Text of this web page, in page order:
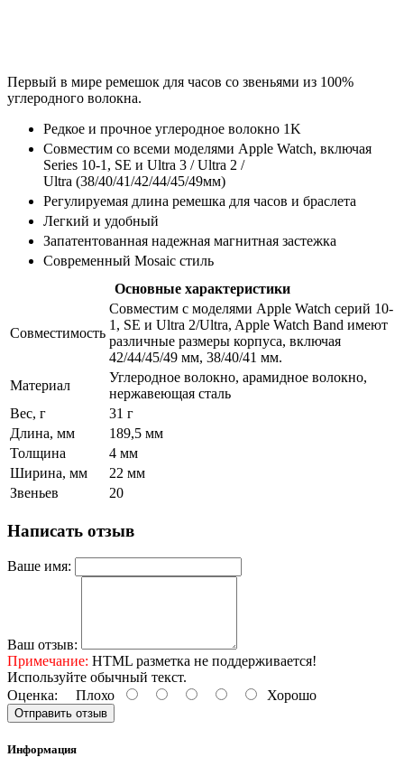
Первый в мире ремешок для часов со звеньями из 100%
углеродного волокна.
Редкое и прочное углеродное волокно 1K
Совместим со всеми моделями Apple Watch, включая
Series 10-1, SE и Ultra 3 / Ultra 2 /
Ultra (38/40/41/42/44/45/49мм)
Регулируемая длина ремешка для часов и браслета
Легкий и удобный
Запатентованная надежная магнитная застежка
Современный Mosaic стиль
Основные характеристики
Совместимость
Совместим с моделями Apple Watch серий 10-
1, SE и Ultra 2/Ultra, Apple Watch Band имеют
различные размеры корпуса, включая
42/44/45/49 мм, 38/40/41 мм.
Материал
Углеродное волокно, арамидное волокно,
нержавеющая сталь
Вес, г
31 г
Длина, мм
189,5 мм
Толщина
4 мм
Ширина, мм
22 мм
Звеньев
20
Написать отзыв
Ваше имя:
Ваш отзыв:
Примечание: HTML разметка не поддерживается!
Используйте обычный текст.
Оценка: Плохо Хорошо
Отправить отзыв
Информация